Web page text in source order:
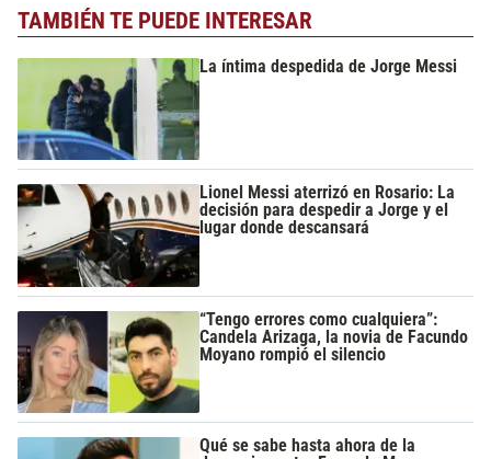
TAMBIÉN TE PUEDE INTERESAR
La íntima despedida de Jorge Messi
Lionel Messi aterrizó en Rosario: La
decisión para despedir a Jorge y el
lugar donde descansará
“Tengo errores como cualquiera”:
Candela Arizaga, la novia de Facundo
Moyano rompió el silencio
Qué se sabe hasta ahora de la